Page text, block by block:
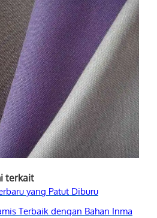
terkait
yang Patut Diburu
Terbaik dengan Bahan Inma